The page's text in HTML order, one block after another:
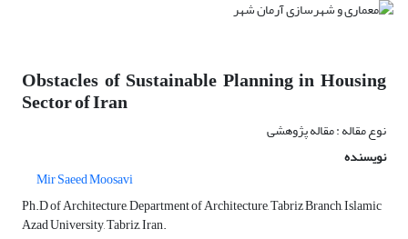
Obstacles of Sustainable Planning in Housing
Sector of Iran
نوع مقاله : مقاله پژوهشی
نویسنده
Mir Saeed Moosavi
Ph.D of Architecture, Department of Architecture, Tabriz Branch, Islamic
Azad University, Tabriz, Iran.